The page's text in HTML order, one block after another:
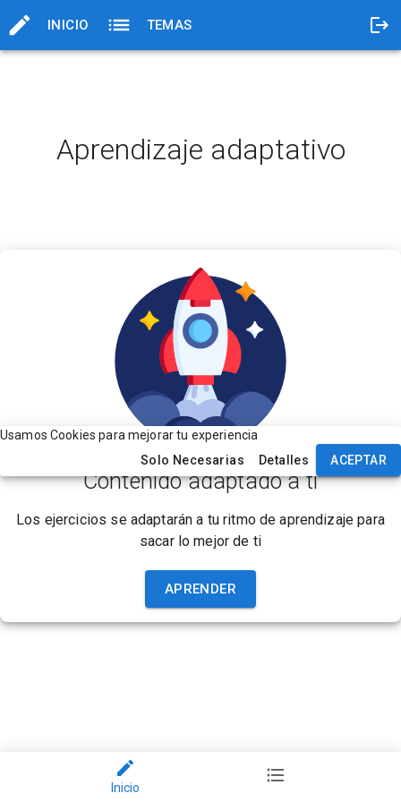
INICIO TEMAS
Aprendizaje adaptativo
Contenido adaptado a ti
Los ejercicios se adaptarán a tu ritmo de aprendizaje para
sacar lo mejor de ti
APRENDER
Inicio
Usamos Cookies para mejorar tu experiencia
Solo Necesarias
Detalles ACEPTAR